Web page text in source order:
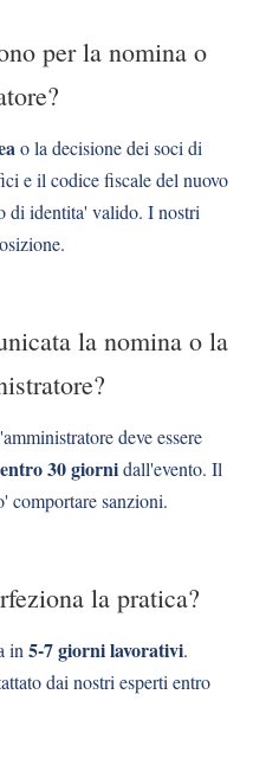
per la nomina o
o la decisione dei soci di
e il codice fiscale del nuovo
di identita' valido. I nostri
la nomina o la
deve essere
entro 30 giornidall'evento. Il
comportare sanzioni.
la pratica?
in5-7 giorni lavorativi.
dai nostri esperti entro